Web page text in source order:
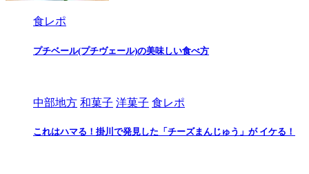
食レポ
プチベール(プチヴェール)の美味しい食べ方
中部地方 和菓子 洋菓子 食レポ
これはハマる！掛川で発見した「チーズまんじゅう」が イケる！